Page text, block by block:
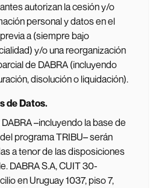
autorizan la cesión y/o
personal y datos en el
a (siempre bajo
y/o una reorganización
de DABRA (incluyendo
disolución o liquidación).
de Datos.
–incluyendo la base de
programa TRIBU– serán
a tenor de las disposiciones
DABRA S.A, CUIT 30-
en Uruguay 1037, piso 7,